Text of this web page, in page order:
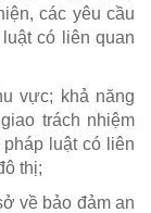
các yêu cầu
có liên quan
vực; khả năng
trách nhiệm
luật có liên
thị;
về bảo đảm an